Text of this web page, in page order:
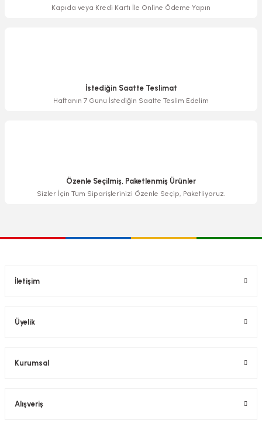
Kapıda veya Kredi Kartı İle Online Ödeme Yapın
İstediğin Saatte Teslimat
Haftanın 7 Günü İstediğin Saatte Teslim Edelim
Özenle Seçilmiş, Paketlenmiş Ürünler
Sizler İçin Tüm Siparişlerinizi Özenle Seçip, Paketliyoruz.
İletişim
Üyelik
Kurumsal
Alışveriş